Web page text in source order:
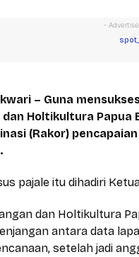
-
– Guna
dan Holtikultura
(Rakor)
pajale itu dihadiri
dan Holtikultura
antara data
setelah jadi